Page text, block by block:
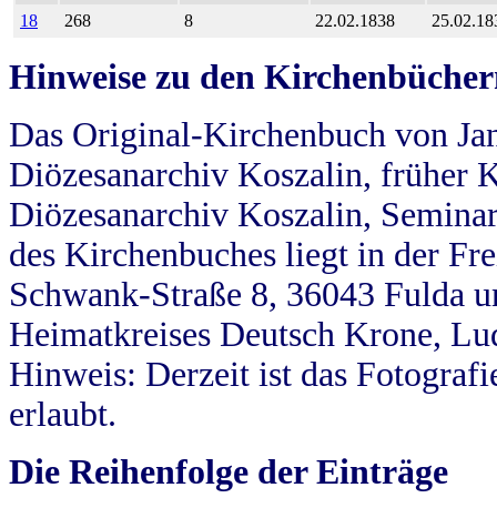
18
268 8 22.02.1838
Hinweise zu den
Das Original-Kirchenbuch von
Diözesanarchiv Koszalin, früher
Diözesanarchiv Koszalin,
des Kirchenbuches liegt in der
Schwank-Straße 8, 36043 Fulda
Heimatkreises Deutsch Krone,
Hinweis: Derzeit ist das
erlaubt.
Die Reihenfolge der Einträge